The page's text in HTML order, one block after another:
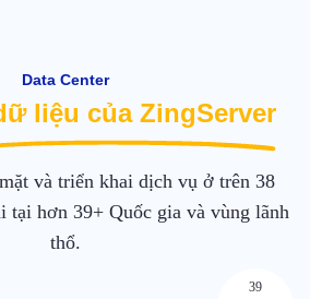
Data Center
liệu của ZingServer
và triển khai dịch vụ ở trên 38
tại hơn 39+ Quốc gia và vùng lãnh
thổ.
39